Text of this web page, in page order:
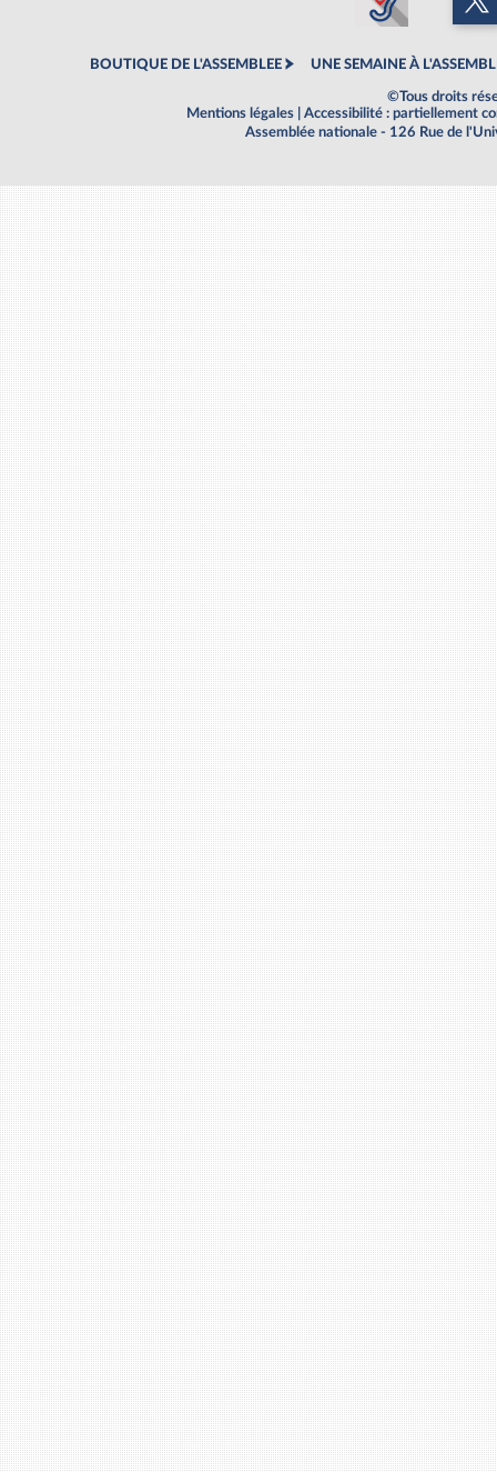
BOUTIQUE DE L'ASSEMBLEE UNE SEMAINE À
©Tous droits
Mentions légales
Accessibilité : partiellement
Assemblée nationale - 126 Rue de